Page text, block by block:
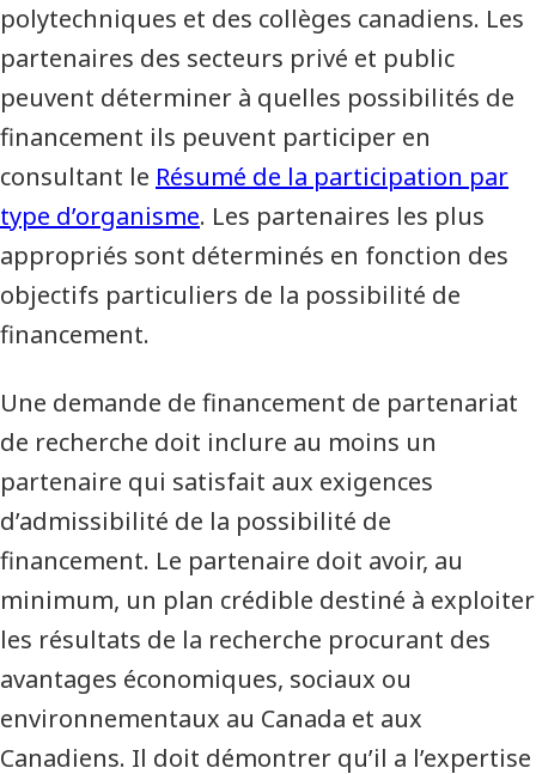
polytechniques et des collèges canadiens. Les
partenaires des secteurs privé et public
peuvent déterminer à quelles possibilités de
financement ils peuvent participer en
consultant le Résumé de la participation par
type d’organisme. Les partenaires les plus
appropriés sont déterminés en fonction des
objectifs particuliers de la possibilité de
financement.
Une demande de financement de partenariat
de recherche doit inclure au moins un
partenaire qui satisfait aux exigences
d’admissibilité de la possibilité de
financement. Le partenaire doit avoir, au
minimum, un plan crédible destiné à exploiter
les résultats de la recherche procurant des
avantages économiques, sociaux ou
environnementaux au Canada et aux
Canadiens. Il doit démontrer qu’il a l’expertise